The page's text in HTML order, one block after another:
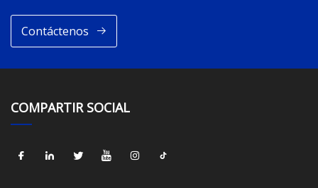
Contáctenos
COMPARTIR SOCIAL